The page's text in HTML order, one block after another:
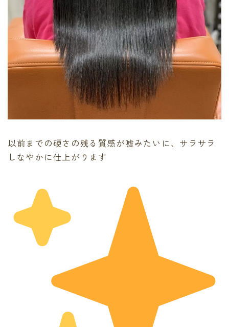
以前までの硬さの残る質感が嘘みたいに、サラサラ
しなやかに仕上がります